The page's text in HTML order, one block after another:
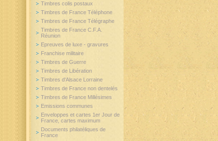
Timbres colis postaux
Timbres de France Téléphone
Timbres de France Télégraphe
Timbres de France C.F.A.
Réunion
Epreuves de luxe - gravures
Franchise militaire
Timbres de Guerre
Timbres de Libération
Timbres d'Alsace Lorraine
Timbres de France non dentelés
Timbres de France Millésimes
Emissions communes
Enveloppes et cartes 1er Jour de
France, cartes maximum
Documents philatéliques de
France